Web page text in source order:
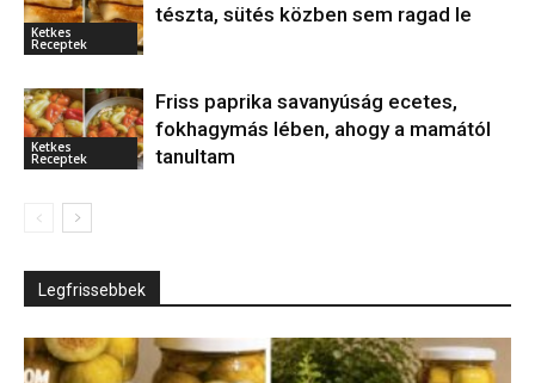
Ketkes
Receptek
tészta, sütés közben sem ragad le
Ketkes
Receptek
Friss paprika savanyúság ecetes,
fokhagymás lében, ahogy a mamától
tanultam
Legfrissebbek